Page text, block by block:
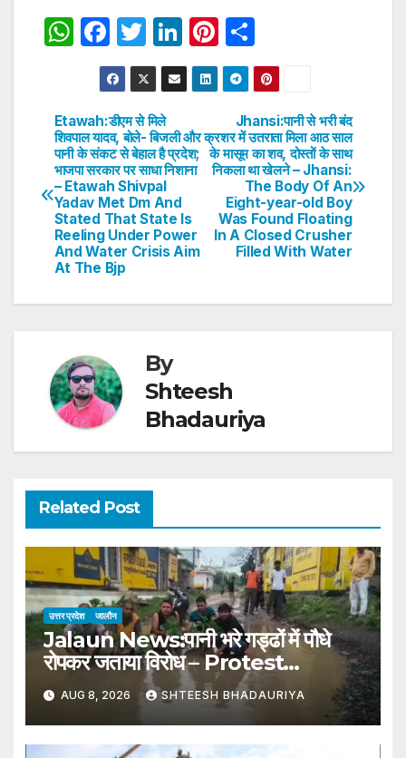
W
s
A
p
p
F
a
c
e
b
o
o
k
T
w
itt
er
Li
n
k
dI
n
Pi
nt
er
st
h
ar
e
Post
navigation
Jhansi:पानी से भरी बंद
क्रशर में उतराता मिला आठ साल
के मासूम का शव, दोस्तों के साथ
निकला था खेलने – Jhansi:
The Body Of An
Eight-year-old Boy
Was Found Floating
In A Closed Crusher
Filled With Water
Etawah:डीएम से मिले
शिवपाल यादव, बोले- बिजली और
पानी के संकट से बेहाल है प्रदेश;
भाजपा सरकार पर साधा निशाना
– Etawah Shivpal
Yadav Met Dm And
Stated That State Is
Reeling Under Power
And Water Crisis Aim
At The Bjp
By
Shteesh
Bhadauriya
Related Post
उत्तर प्रदेश जालौन
Jalaun News:पानी भरे गड्ढों में पौधे
रोपकर जताया विरोध – Protest
Registered By Planting
Saplings In Water-filled
Potholes
AUG 8, 2026 SHTEESH BHADAURIYA